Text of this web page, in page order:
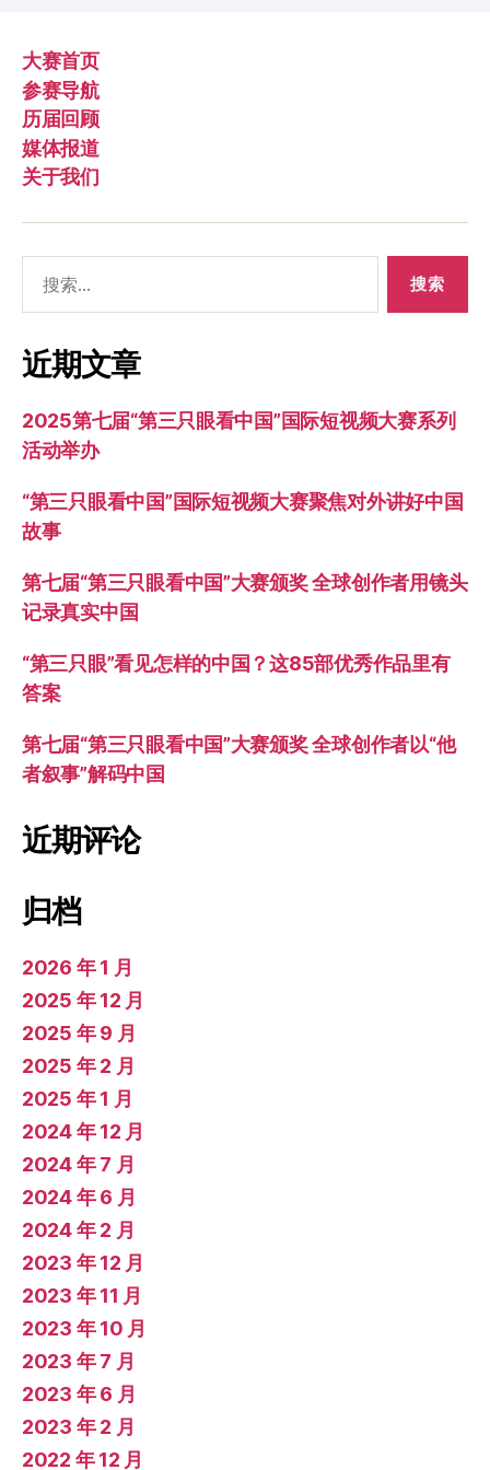
大赛首页
参赛导航
历届回顾
媒体报道
关于我们
索：
近期文章
2025第七届“第三只眼看中国”国际短视频大赛系列
活动举办
“第三只眼看中国”国际短视频大赛聚焦对外讲好中国
故事
第七届“第三只眼看中国”大赛颁奖 全球创作者用镜头
记录真实中国
“第三只眼”看见怎样的中国？这85部优秀作品里有
答案
第七届“第三只眼看中国”大赛颁奖 全球创作者以“他
者叙事”解码中国
近期评论
归档
2026 年 1 月
2025 年 12 月
2025 年 9 月
2025 年 2 月
2025 年 1 月
2024 年 12 月
2024 年 7 月
2024 年 6 月
2024 年 2 月
2023 年 12 月
2023 年 11 月
2023 年 10 月
2023 年 7 月
2023 年 6 月
2023 年 2 月
2022 年 12 月